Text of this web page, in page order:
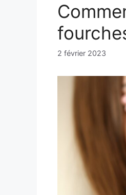
2 février 2023